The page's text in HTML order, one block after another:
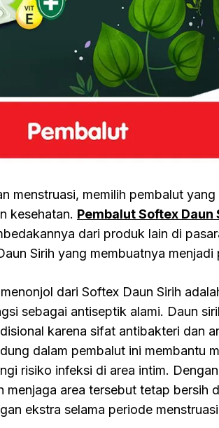
menstruasi, memilih pembalut
kesehatan. Pembalut Softex Daun
dari produk lain di
Sirih yang membuatnya menjadi
dari Softex Daun Sirih
sebagai antiseptik alami. Daun
karena sifat antibakteri dan
dalam pembalut ini membantu
risiko infeksi di area intim.
menjaga area tersebut tetap bersih
ekstra selama periode